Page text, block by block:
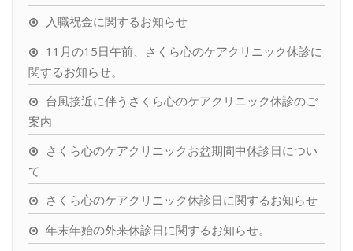
入職祝金に関するお知らせ
11月の15日午前、さくら心のケアクリニック休診に
関するお知らせ。
台風接近に伴うさくら心のケアクリニック休診のご
案内
さくら心のケアクリニックお盆期間中休診日につい
て
さくら心のケアクリニック休診日に関するお知らせ
年末年始の外来休診日に関するお知らせ。